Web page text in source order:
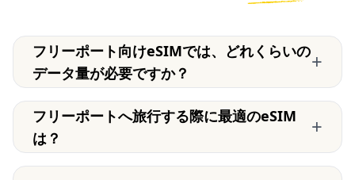
フリーポート向けeSIMでは、どれくらいの
データ量が必要ですか？
+
フリーポートへ旅行する際に最適のeSIM
は？
+